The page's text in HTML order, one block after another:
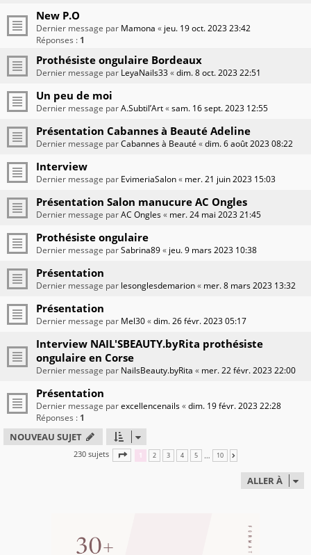
New P.O
Dernier message par Mamona « jeu. 19 oct. 2023 23:42
Réponses : 1
Prothésiste ongulaire Bordeaux
Dernier message par LeyaNails33«dim. 8 oct. 2023 22:51
Un peu de moi
Dernier message parA.Subtil’Art«sam. 16 sept. 2023 12:55
Présentation Cabannes à Beauté Adeline
Dernier message parCabannes à Beauté «dim. 6 août 2023 08:22
Interview
Dernier message par EvimeriaSalon« mer. 21 juin 2023 15:03
Présentation Salon manucure AC Ongles
Dernier message parAC Ongles« mer. 24 mai 2023 21:45
Prothésiste ongulaire
Dernier message parSabrina89« jeu. 9 mars 2023 10:38
Présentation
Dernier message par lesonglesdemarion« mer. 8 mars 2023 13:32
Présentation
Dernier message par Mel30«dim. 26 févr. 2023 05:17
Interview NAIL'SBEAUTY.byRita prothésiste
ongulaire en Corse
Dernier message par NailsBeauty.byRita « mer. 22 févr. 2023 22:00
Présentation
Dernier message parexcellencenails«dim. 19 févr. 2023 22:28
Réponses : 1
NOUVEAU SUJET
230 sujets PAGE SUR 10
1 2 3 4 5 … 10
ALLER À